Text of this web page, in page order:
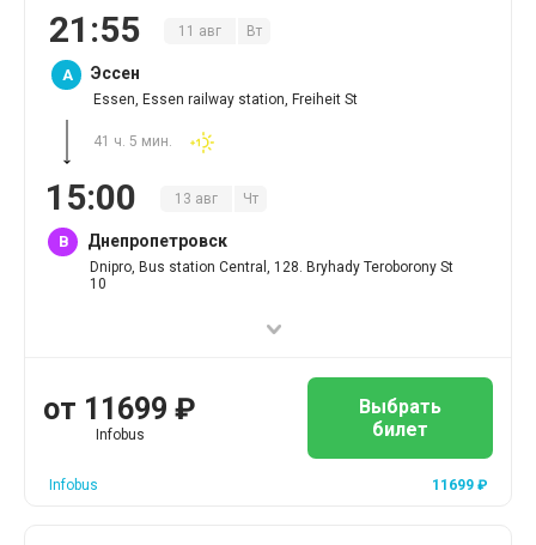
21 :55 11 авг Вт
A Эссен
Essen, Essen railway station, Freiheit St
41 ч. 5 мин.
15:00 13 авг Чт
B Днепропетровск
Dnipro, Bus station Central, 128. Bryhady Teroborony St
10
от 11699 ₽
Infobus
Выбрать
билет
Infobus 11699 ₽